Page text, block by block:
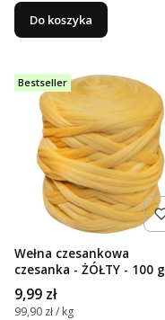
Do koszyka
Bestseller
Wełna czesankowa
czesanka - ŻÓŁTY - 100 g
Cena
9,99 zł
Cena jednostkowa
99,90 zł / kg